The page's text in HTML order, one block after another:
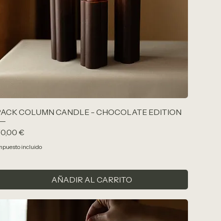
COLUMN CANDLE - CHOCOLATE EDITION
€
incluido
AÑADIR AL CARRITO